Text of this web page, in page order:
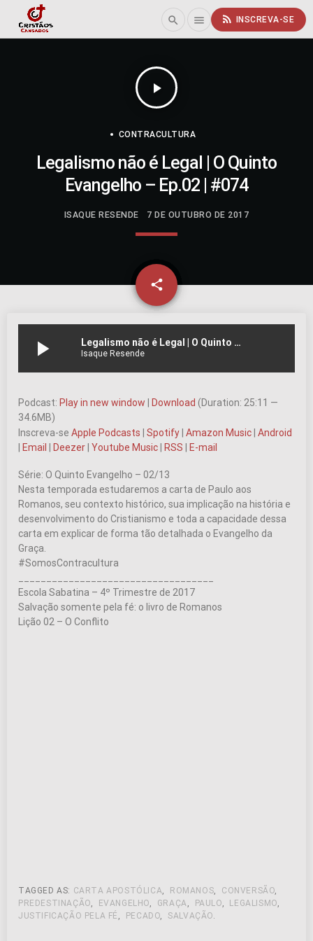
search menu rss_feed INSCREVA-SE
play_arrow
CONTRACULTURA
Legalismo não é Legal | O Quinto
Evangelho – Ep.02 | #074
ISAQUE RESENDE 7 DE OUTUBRO DE 2017
share
email
play_arrow Legalismo não é Legal | O Quinto Evangelho – Ep.02 | #074
Isaque Resende
Podcast: Play in new window Download (Duration: 25:11 —
34.6MB)
Inscreva-se Apple Podcasts Spotify Amazon Music Android
Email Deezer Youtube Music RSS E-mail
Série: O Quinto Evangelho – 02/13
Nesta temporada estudaremos a carta de Paulo aos
Romanos, seu contexto histórico, sua implicação na história e
desenvolvimento do Cristianismo e toda a capacidade dessa
carta em explicar de forma tão detalhada o Evangelho da
Graça.
#SomosContracultura
Escola Sabatina – 4º Trimestre de 2017
Salvação somente pela fé: o livro de Romanos
Lição 02 – O Conflito
TAGGED AS: CARTA APOSTÓLICA, ROMANOS, CONVERSÃO,
PREDESTINAÇÃO, EVANGELHO, GRAÇA, PAULO, LEGALISMO,
JUSTIFICAÇÃO PELA FÉ , PECADO, SALVAÇÃO.